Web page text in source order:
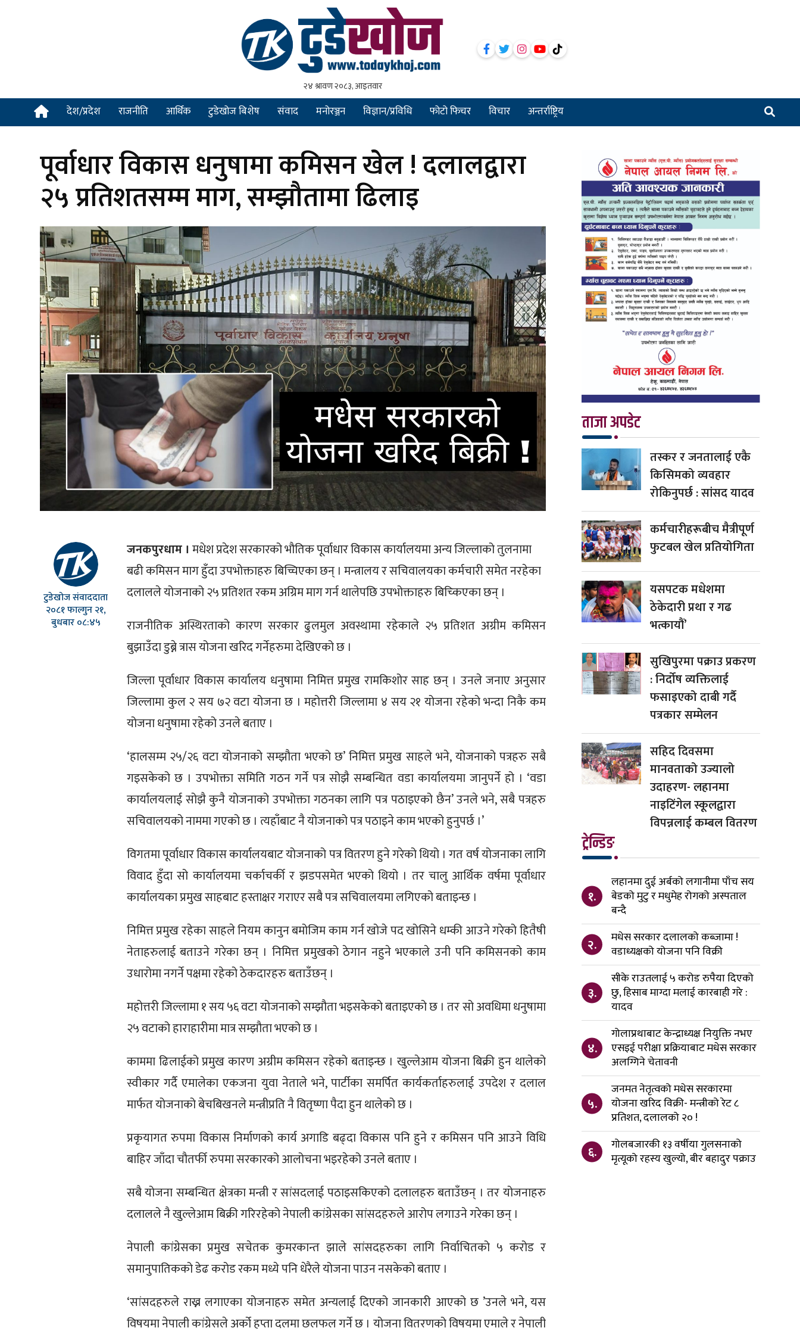
देश/प्रदेश राजनीति आर्थिक टुडेखोज बिशेष संवाद मनोरञ्जन विज्ञान/प्रविधि फोटो फिचर विचार अन्तर्राष्ट्रिय
पूर्वाधार विकास धनुषामा कमिसन खेल ! दलालद्वारा
२५ प्रतिशतसम्म माग, सम्झौतामा ढिलाइ
टुडेखोज संवाददाता
२०८१ फाल्गुन २१,
बुधबार ०८:४५
जनकपुरधाम । मधेश प्रदेश सरकारको भौतिक पूर्वाधार विकास कार्यालयमा अन्य जिल्लाको तुलनामा
बढी कमिसन माग हुँदा उपभोक्ताहरु बिच्चिएका छन् । मन्त्रालय र सचिवालयका कर्मचारी समेत नरहेका
दलालले योजनाको २५ प्रतिशत रकम अग्रिम माग गर्न थालेपछि उपभोक्ताहरु बिच्किएका छन् ।
राजनीतिक अस्थिरताको कारण सरकार ढुलमुल अवस्थामा रहेकाले २५ प्रतिशत अग्रीम कमिसन
बुझाउँदा डुब्ने त्रास योजना खरिद गर्नेहरुमा देखिएको छ ।
जिल्ला पूर्वाधार विकास कार्यालय धनुषामा निमित्त प्रमुख रामकिशोर साह छन् । उनले जनाए अनुसार
जिल्लामा कुल २ सय ७२ वटा योजना छ । महोत्तरी जिल्लामा ४ सय २१ योजना रहेको भन्दा निकै कम
योजना धनुषामा रहेको उनले बताए ।
‘हालसम्म २५/२६ वटा योजनाको सम्झौता भएको छ’ निमित्त प्रमुख साहले भने, योजनाको पत्रहरु सबै
गइसकेको छ । उपभोक्ता समिति गठन गर्ने पत्र सोझै सम्बन्धित वडा कार्यालयमा जानुपर्ने हो । ‘वडा
कार्यालयलाई सोझै कुनै योजनाको उपभोक्ता गठनका लागि पत्र पठाइएको छैन’ उनले भने, सबै पत्रहरु
सचिवालयको नाममा गएको छ । त्यहाँबाट नै योजनाको पत्र पठाइने काम भएको हुनुपर्छ ।’
विगतमा पूर्वाधार विकास कार्यालयबाट योजनाको पत्र वितरण हुने गरेको थियो । गत वर्ष योजनाका लागि
विवाद हुँदा सो कार्यालयमा चर्काचर्की र झडपसमेत भएको थियो । तर चालु आर्थिक वर्षमा पूर्वाधार
कार्यालयका प्रमुख साहबाट हस्ताक्षर गराएर सबै पत्र सचिवालयमा लगिएको बताइन्छ ।
निमित्त प्रमुख रहेका साहले नियम कानुन बमोजिम काम गर्न खोजे पद खोसिने धम्की आउने गरेको हितैषी
नेताहरुलाई बताउने गरेका छन् । निमित्त प्रमुखको ठेगान नहुने भएकाले उनी पनि कमिसनको काम
उधारोमा नगर्ने पक्षमा रहेको ठेकदारहरु बताउँछन् ।
महोत्तरी जिल्लामा १ सय ५६ वटा योजनाको सम्झौता भइसकेको बताइएको छ । तर सो अवधिमा धनुषामा
२५ वटाको हाराहारीमा मात्र सम्झौता भएको छ ।
काममा ढिलाईको प्रमुख कारण अग्रीम कमिसन रहेको बताइन्छ । खुल्लेआम योजना बिक्री हुन थालेको
स्वीकार गर्दै एमालेका एकजना युवा नेताले भने, पार्टीका समर्पित कार्यकर्ताहरुलाई उपदेश र दलाल
मार्फत योजनाको बेचबिखनले मन्त्रीप्रति नै वितृष्णा पैदा हुन थालेको छ ।
प्रकृयागत रुपमा विकास निर्माणको कार्य अगाडि बढ्दा विकास पनि हुने र कमिसन पनि आउने विधि
बाहिर जाँदा चौतर्फी रुपमा सरकारको आलोचना भइरहेको उनले बताए ।
सबै योजना सम्बन्धित क्षेत्रका मन्त्री र सांसदलाई पठाइसकिएको दलालहरु बताउँछन् । तर योजनाहरु
दलालले नै खुल्लेआम बिक्री गरिरहेको नेपाली कांग्रेसका सांसदहरुले आरोप लगाउने गरेका छन् ।
नेपाली कांग्रेसका प्रमुख सचेतक कुमरकान्त झाले सांसदहरुका लागि निर्वाचितको ५ करोड र
समानुपातिकको डेढ करोड रकम मध्ये पनि धेरैले योजना पाउन नसकेको बताए ।
‘सांसदहरुले राख्न लगाएका योजनाहरु समेत अन्यलाई दिएको जानकारी आएको छ ’उनले भने, यस
विषयमा नेपाली कांग्रेसले अर्को हप्ता दलमा छलफल गर्ने छ । योजना वितरणको विषयमा एमाले र नेपाली
ताजा अपडेट
तस्कर र जनतालाई एकै
किसिमको व्यवहार
रोकिनुपर्छ : सांसद यादव
कर्मचारीहरूबीच मैत्रीपूर्ण
फुटबल खेल प्रतियोगिता
यसपटक मधेशमा
ठेकेदारी प्रथा र गढ
भत्कायौं’
सुखिपुरमा पक्राउ प्रकरण
: निर्दोष व्यक्तिलाई
फसाइएको दाबी गर्दै
पत्रकार सम्मेलन
सहिद दिवसमा
मानवताको उज्यालो
उदाहरण- लहानमा
नाइटिंगेल स्कूलद्वारा
विपन्नलाई कम्बल वितरण
ट्रेन्डिङ
१.
लहानमा दुई अर्बको लगानीमा पाँच सय
बेडको मुटु र मधुमेह रोगको अस्पताल
बन्दै
२.
मधेस सरकार दलालको कब्जामा !
वडाध्यक्षको योजना पनि विक्री
३.
सीके राउतलाई ५ करोड रुपैया दिएको
छु, हिसाब माग्दा मलाई कारबाही गरे :
यादव
४.
गोलाप्रथाबाट केन्द्राध्यक्ष नियुक्ति नभए
एसइई परीक्षा प्रक्रियाबाट मधेस सरकार
अलग्गिने चेतावनी
५.
जनमत नेतृत्वको मधेस सरकारमा
योजना खरिद विक्री- मन्त्रीको रेट ८
प्रतिशत, दलालको २० !
६.
गोलबजारकी १३ वर्षीया गुलसनाको
मृत्यूको रहस्य खुल्यो, बीर बहादुर पक्राउ